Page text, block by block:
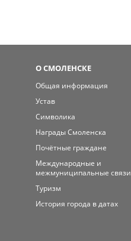
О СМОЛЕНСКЕ
Общая информация
Устав
Символика
Награды Смоленска
Почётные граждане
Международные и
межмуниципальные связи
Туризм
История города в датах